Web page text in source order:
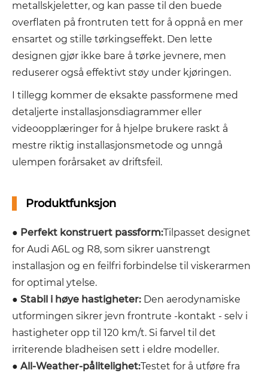
metallskjeletter, og kan passe til den buede
overflaten på frontruten tett for å oppnå en mer
ensartet og stille tørkingseffekt. Den lette
designen gjør ikke bare å tørke jevnere, men
reduserer også effektivt støy under kjøringen.
I tillegg kommer de eksakte passformene med
detaljerte installasjonsdiagrammer eller
videoopplæringer for å hjelpe brukere raskt å
mestre riktig installasjonsmetode og unngå
ulempen forårsaket av driftsfeil.
Produktfunksjon
● Perfekt konstruert passform:Tilpasset designet
for Audi A6L og R8, som sikrer uanstrengt
installasjon og en feilfri forbindelse til viskerarmen
for optimal ytelse.
● Stabil i høye hastigheter: Den aerodynamiske
utformingen sikrer jevn frontrute -kontakt - selv i
hastigheter opp til 120 km/t. Si farvel til det
irriterende bladheisen sett i eldre modeller.
● All-Weather-pålitelighet:Testet for å utføre fra